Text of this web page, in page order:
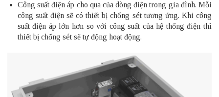
Công suất điện áp cho qua của dòng điện trong gia đình. Mỗi
công suất điện sẽ có thiết bị chống sét tương ứng. Khi công
suất điện áp lớn hơn so với công suất của hệ thống điện thì
thiết bị chống sét sẽ tự động hoạt động.